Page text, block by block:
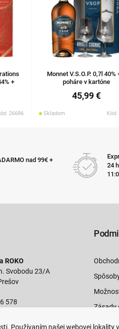
+
26686
Monnet V.S.O.P. 0,7l 40%
poháre v kartóne
45,99 €
Skladom Kód:
nad 99€ +
24
ROKO
Svobodu 23/A
578
Zásady
Používaním našej webovej lokality